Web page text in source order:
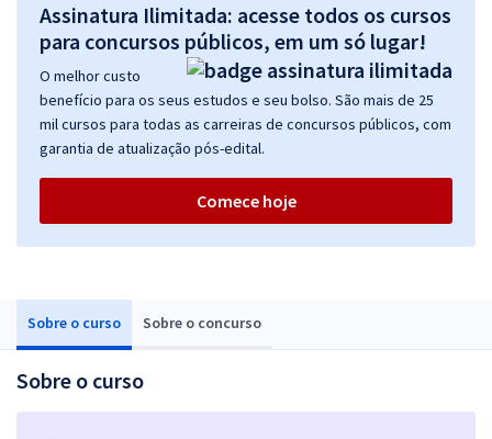
Sobre o curso Sobre o concurso
Sobre o curso
Assinatura Ilimitada: acesse todos os cursos
para concursos públicos, em um só lugar!
O melhor custo
benefício para os seus estudos e seu bolso. São mais de 25
mil cursos para todas as carreiras de concursos públicos, com
garantia de atualização pós-edital.
Comece hoje